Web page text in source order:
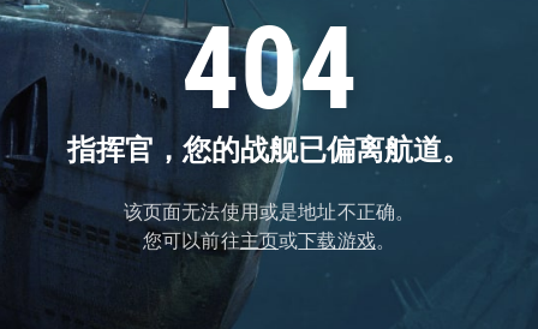
404
指挥官，您的战舰已偏离航道。
该页面无法使用或是地址不正确。
您可以前往主页或下载游戏。